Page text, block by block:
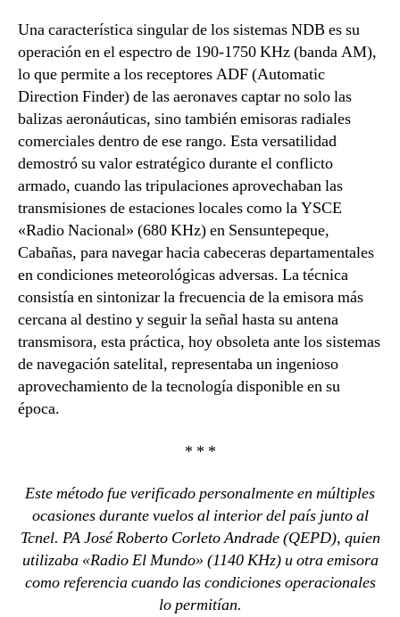
Una característica singular de los sistemas NDB es su
operación en el espectro de 190-1750 KHz (banda AM),
lo que permite a los receptores ADF (Automatic
Direction Finder) de las aeronaves captar no solo las
balizas aeronáuticas, sino también emisoras radiales
comerciales dentro de ese rango. Esta versatilidad
demostró su valor estratégico durante el conflicto
armado, cuando las tripulaciones aprovechaban las
transmisiones de estaciones locales como la YSCE
«Radio Nacional» (680 KHz) en Sensuntepeque,
Cabañas, para navegar hacia cabeceras departamentales
en condiciones meteorológicas adversas. La técnica
consistía en sintonizar la frecuencia de la emisora más
cercana al destino y seguir la señal hasta su antena
transmisora, esta práctica, hoy obsoleta ante los sistemas
de navegación satelital, representaba un ingenioso
aprovechamiento de la tecnología disponible en su
época.
* * *
Este método fue verificado personalmente en múltiples
ocasiones durante vuelos al interior del país junto al
Tcnel. PA José Roberto Corleto Andrade (QEPD), quien
utilizaba «Radio El Mundo» (1140 KHz) u otra emisora
como referencia cuando las condiciones operacionales
lo permitían.